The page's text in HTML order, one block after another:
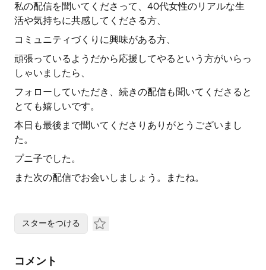
私の配信を聞いてくださって、40代女性のリアルな生
活や気持ちに共感してくださる方、
コミュニティづくりに興味がある方、
頑張っているようだから応援してやるという方がいらっ
しゃいましたら、
フォローしていただき、続きの配信も聞いてくださると
とても嬉しいです。
本日も最後まで聞いてくださりありがとうございまし
た。
プニ子でした。
また次の配信でお会いしましょう。またね。
スターをつける
コメント